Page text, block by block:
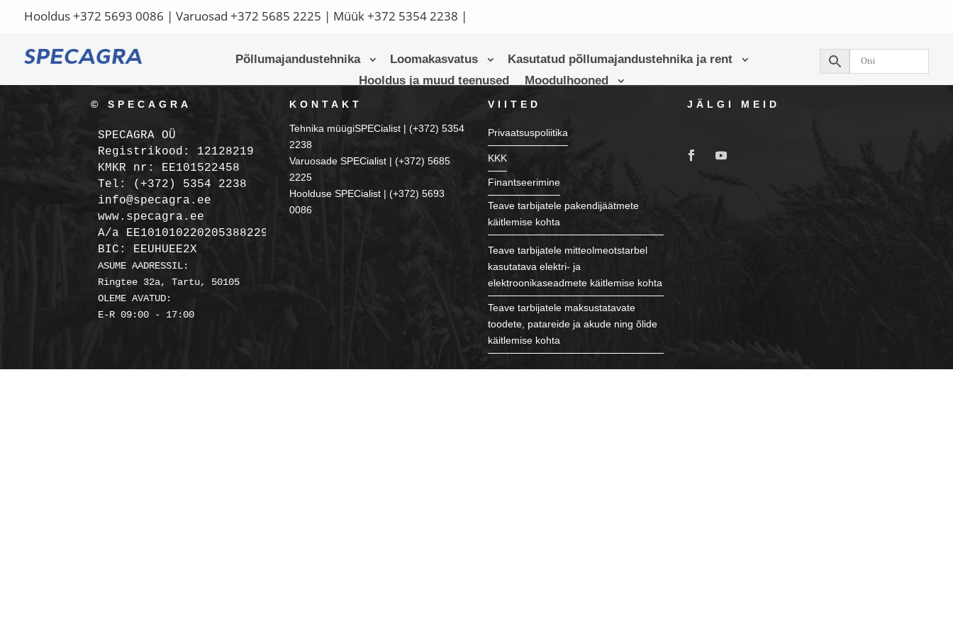
Hooldus+372 5693 0086 | Varuosad +372 5685 2225 | Müük+372 5354 2238 |
Põllumajandustehnika Loomakasvatus
Kasutatud põllumajandustehnika ja rent
Hooldus ja muud teenused
Moodulhooned
© SPECAGRA
SPECAGRA OÜ
Registrikood: 12128219
KMKR nr: EE101522458
Tel: (+372) 5354 2238
info@specagra.ee
A/a EE101010220205388229 SEB
BIC: EEUHUEE2X
ASUME AADRESSIL:
Ringtee 32a, Tartu, 50105
OLEME AVATUD:
E-R 09:00 - 17:00
KONTAKT
Tehnika müügiSPECialist | (+372) 5354
2238
Varuosade SPECialist | (+372) 5685
2225
Hoolduse SPECialist | (+372) 5693
0086
VIITED
Privaatsuspoliitika
KKK
Finantseerimine
Teave tarbijatele pakendijäätmete
käitlemise kohta
Teave tarbijatele mitteolmeotstarbel
kasutatava elektri- ja
elektroonikaseadmete käitlemise kohta
Teave tarbijatele maksustatavate
toodete, patareide ja akude ning õlide
käitlemise kohta
JÄLGI MEID